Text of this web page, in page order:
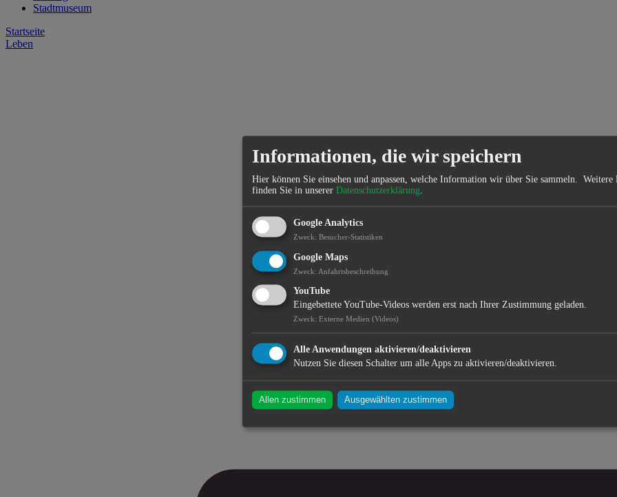
Stadtmuseum
Startseite
Leben
Informationen, die wir speichern
Hier können Sie einsehen und anpassen, welche Information wir über Sie sammeln. Weitere
finden Sie in unserer Datenschutzerklärung.
Google Analytics
Zweck: Besucher-Statistiken
Google Maps
Zweck: Anfahrtsbeschreibung
YouTube
Eingebettete YouTube-Videos werden erst nach Ihrer Zustimmung geladen.
Zweck: Externe Medien (Videos)
Alle Anwendungen aktivieren/deaktivieren
Nutzen Sie diesen Schalter um alle Apps zu aktivieren/deaktivieren.
Allen zustimmen Ausgewählten zustimmen